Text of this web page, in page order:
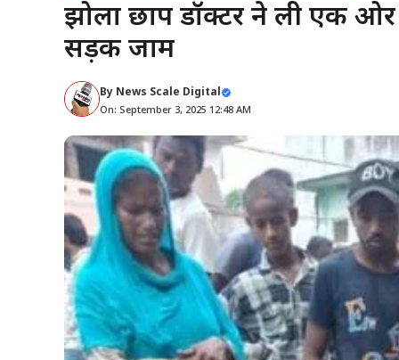
झोला छाप डॉक्टर ने ली एक ओर
सड़क जाम
By News Scale Digital
On: September 3, 2025 12:48 AM